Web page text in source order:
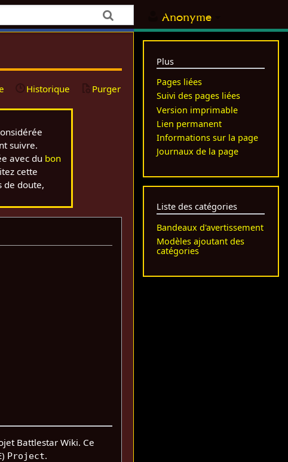
Anonyme
Historique Purger
suivre.
avec du bon
cette
de doute,
Battlestar Wiki. Ce
Project.
Plus
Pages liées
Suivi des pages liées
Version imprimable
Lien permanent
Informations sur la page
Journaux de la page
Liste des catégories
Bandeaux d'avertissement
Modèles ajoutant des
catégories